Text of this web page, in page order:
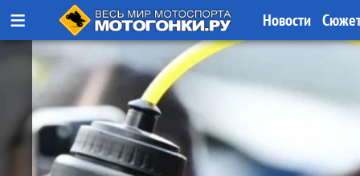
≡ Новости